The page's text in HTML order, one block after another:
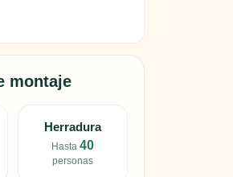
montaje
Herradura
Hasta40
personas